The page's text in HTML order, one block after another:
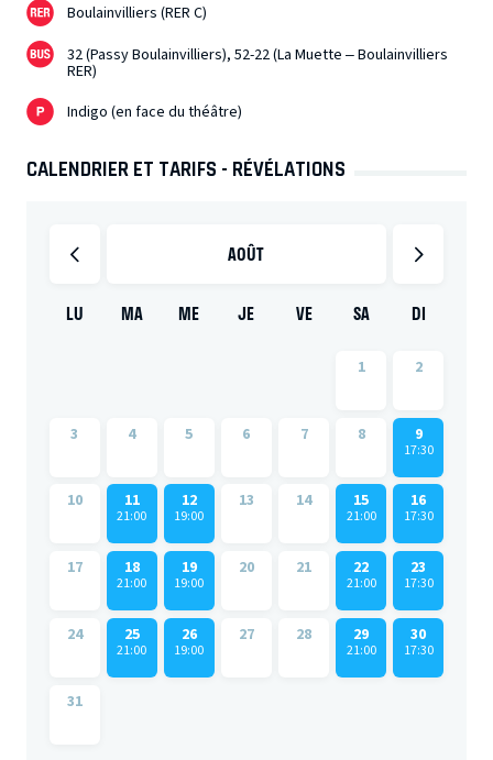
Boulainvilliers (RER C)
32 (Passy Boulainvilliers), 52-22 (La Muette – Boulainvilliers
RER)
Indigo (en face du théâtre)
CALENDRIER ET TARIFS - RÉVÉLATIONS
AOÛT
LU MA ME JE VE SA DI
1 2
3 4 5 6 7 8 9
17:30
10 11
21:00
12
19:00
13 14 15
21:00
16
17:30
17 18
21:00
19
19:00
20 21 22
21:00
23
17:30
24 25
21:00
26
19:00
27 28 29
21:00
30
17:30
31